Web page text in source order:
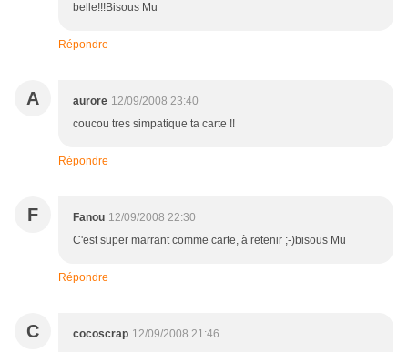
belle!!!Bisous Mu
Répondre
A aurore 12/09/2008 23:40
coucou tres simpatique ta carte !!
Répondre
F Fanou 12/09/2008 22:30
C'est super marrant comme carte, à retenir ;-)bisous Mu
Répondre
C cocoscrap 12/09/2008 21:46